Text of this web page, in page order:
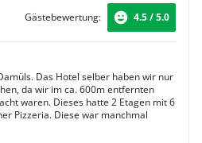
Gästebewertung: 4.5 / 5.0
Das Hotel selber haben wir nur
da wir im ca. 600m entfernten
waren. Dieses hatte 2 Etagen mit 6
Pizzeria. Diese war manchmal